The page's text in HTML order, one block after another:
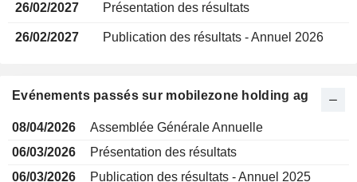
26/02/2027 Présentation des résultats
26/02/2027 Publication des résultats - Annuel 2026
Evénements passés sur mobilezone holding ag
08/04/2026
Assemblée Générale Annuelle
06/03/2026
Présentation des résultats
06/03/2026
Publication des résultats - Annuel 2025